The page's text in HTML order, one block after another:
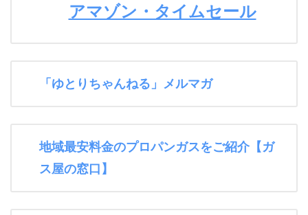
アマゾン・タイムセール
「ゆとりちゃんねる」メルマガ
地域最安料金のプロパンガスをご紹介【ガ
ス屋の窓口】